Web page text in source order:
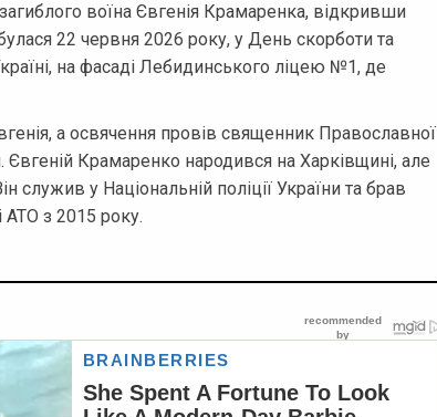
воїна Євгенія Крамаренка, відкривши
22 червня 2026 року, у День скорботи та
на фасаді Лебидинського ліцею №1, де
а освячення провів священник Православної
Крамаренко народився на Харківщині, але
служив у Національній поліції України та брав
АТО з 2015 року.